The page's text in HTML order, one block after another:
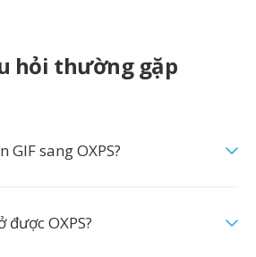
hỏi thường gặp
GIF sang OXPS?
OXPS?